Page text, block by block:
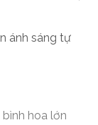
ánh sáng tự
hoa lớn